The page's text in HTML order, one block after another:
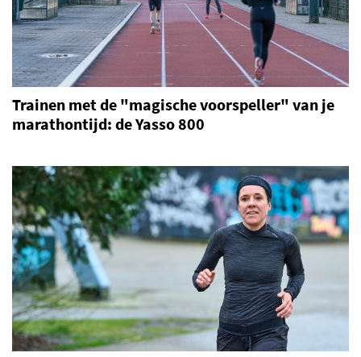
Trainen met de "magische voorspeller" van je
marathontijd: de Yasso 800